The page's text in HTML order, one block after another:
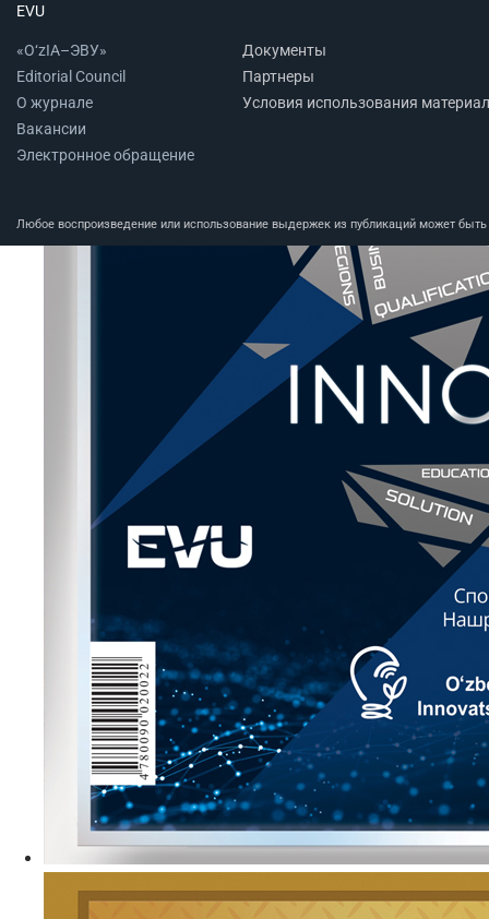
EVU
«O‘zIA–ЭВУ»
Editorial Council
О журнале
Вакансии
Электронное обращение
Документы
Партнеры
Условия использования
Любое воспроизведение или использование выдержек из публикаций может